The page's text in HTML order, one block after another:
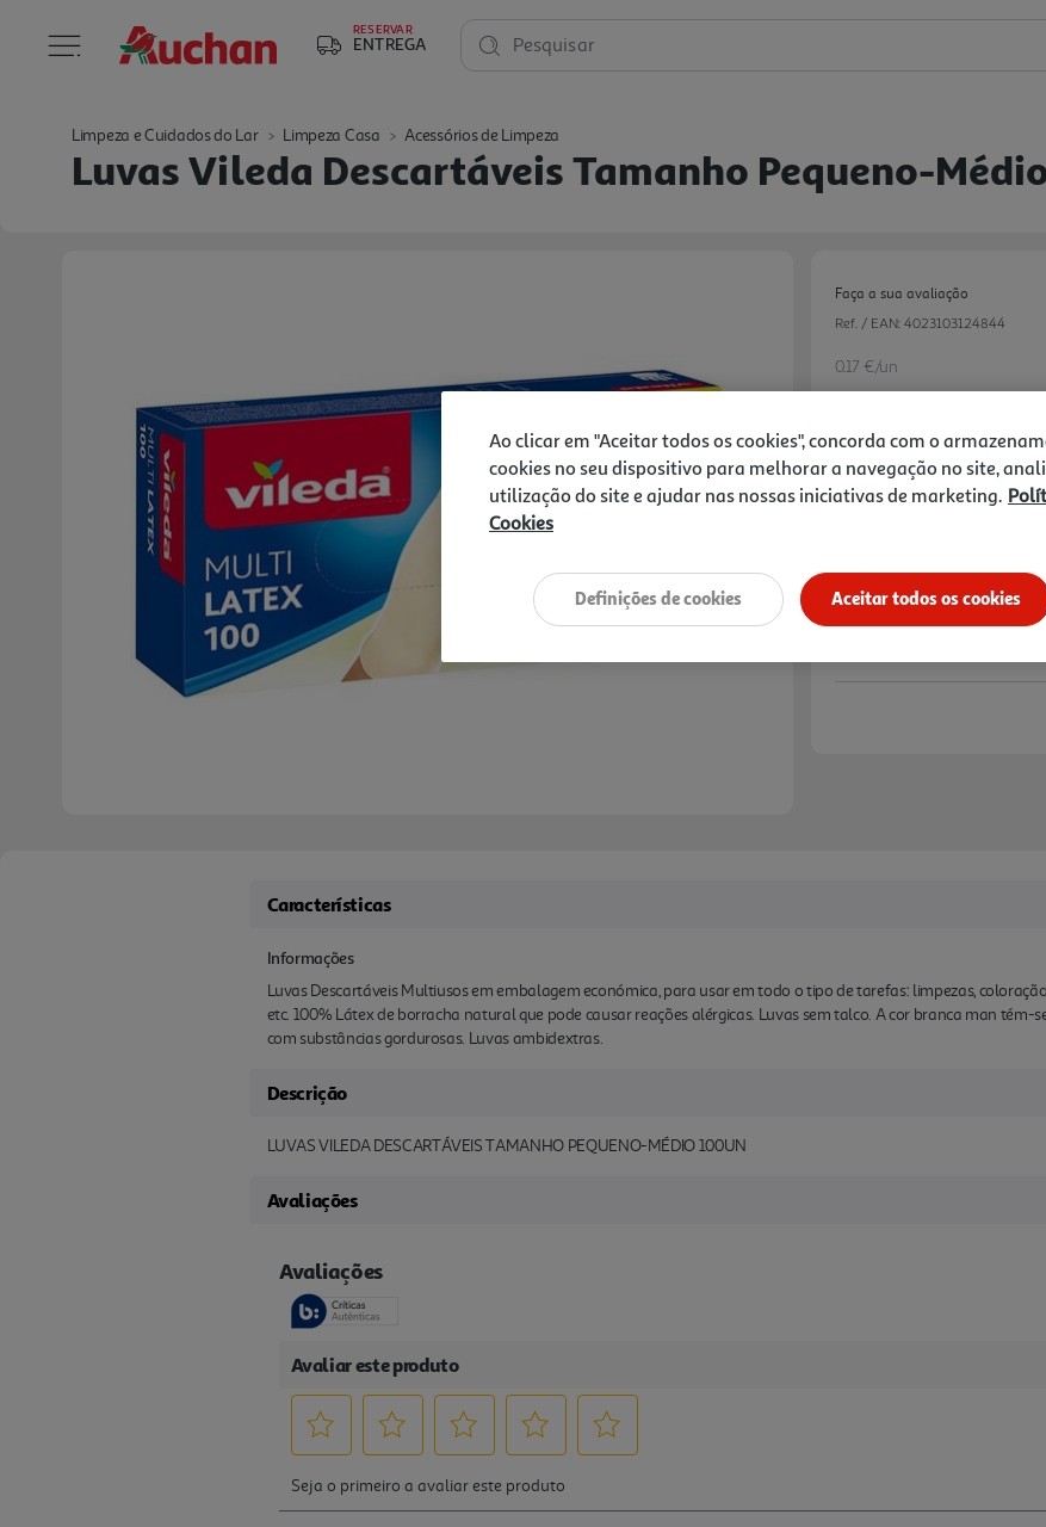
RESERVAR
ENTREGA Pesquisar
Limpeza e Cuidados do Lar Limpeza Casa Acessórios de Limpeza
Luvas Vileda Descartáveis Tamanho Pequeno-
Faça a sua avaliação
Ref. / EAN: 4023103124844
0.17 €/un
16,59 €
Características
Informações
Luvas Descartáveis Multiusos em embalagem económica, para usar em todo o tipo de tarefas: limpezas,
etc. 100% Látex de borracha natural que pode causar reações alérgicas. Luvas sem talco. A cor branca man
com substâncias gordurosas. Luvas ambidextras.
Descrição
LUVAS VILEDA DESCARTÁVEIS TAMANHO PEQUENO-MÉDIO 100UN
Avaliações
Ao clicar em "Aceitar todos os cookies", concorda com o
cookies no seu dispositivo para melhorar a navegação no site,
utilização do site e ajudar nas nossas iniciativas de marketing.
Cookies
Aceitar todos os cookies
Definições de cookies